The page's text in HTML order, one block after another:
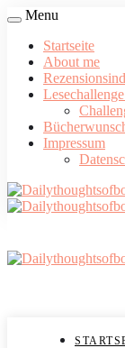
Menu
Startseite
About me
Impressum